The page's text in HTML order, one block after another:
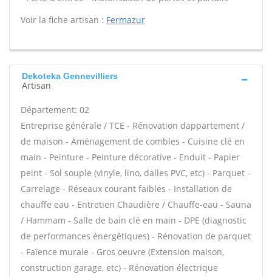
Voir la fiche artisan : Fermazur
Dekoteka Gennevilliers
Artisan
Département: 02
Entreprise générale / TCE - Rénovation dappartement /
de maison - Aménagement de combles - Cuisine clé en
main - Peinture - Peinture décorative - Enduit - Papier
peint - Sol souple (vinyle, lino, dalles PVC, etc) - Parquet -
Carrelage - Réseaux courant faibles - Installation de
chauffe eau - Entretien Chaudière / Chauffe-eau - Sauna
/ Hammam - Salle de bain clé en main - DPE (diagnostic
de performances énergétiques) - Rénovation de parquet
- Faïence murale - Gros oeuvre (Extension maison,
construction garage, etc) - Rénovation électrique